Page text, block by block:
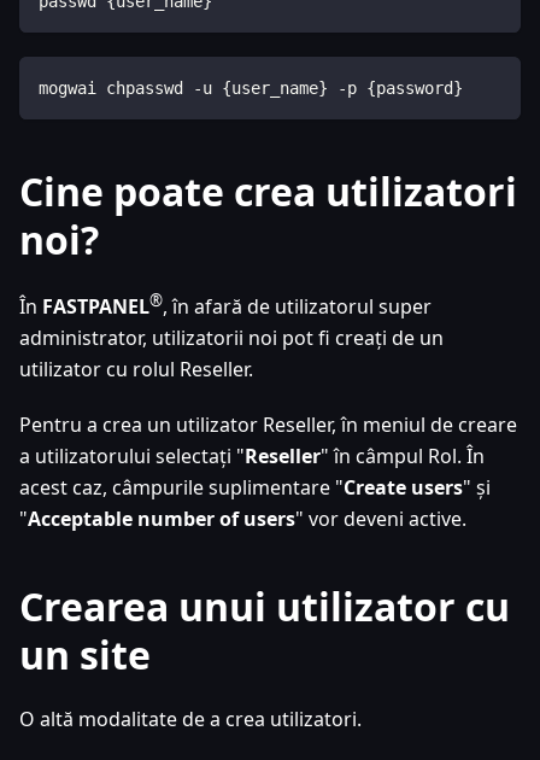
mogwai chpasswd -u {user_name} -p {password}
Cine poate crea utilizatori
noi?
În FASTPANEL®, în afară de utilizatorul super
administrator, utilizatorii noi pot fi creați de un
utilizator cu rolul Reseller.
Pentru a crea un utilizator Reseller, în meniul de creare
a utilizatorului selectați "Reseller" în câmpul Rol. În
acest caz, câmpurile suplimentare "Create users" și
"Acceptable number of users" vor deveni active.
Crearea unui utilizator cu
un site
O altă modalitate de a crea utilizatori.